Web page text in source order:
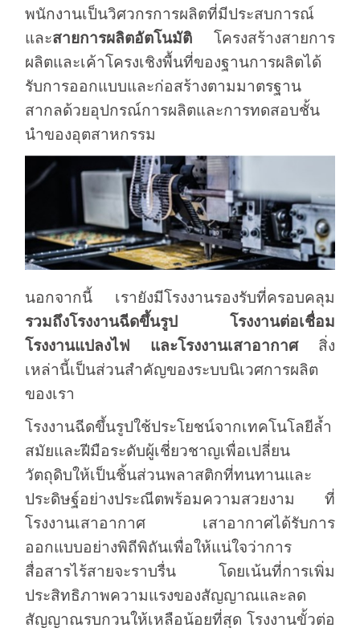
พนักงานเป็นวิศวกรการผลิตที่มีประสบการณ์
และสายการผลิตอัตโนมัติ โครงสร้างสายการ
ผลิตและเค้าโครงเชิงพื้นที่ของฐานการผลิตได้
รับการออกแบบและก่อสร้างตามมาตรฐาน
สากลด้วยอุปกรณ์การผลิตและการทดสอบชั้น
นำของอุตสาหกรรม
นอกจากนี้ เรายังมีโรงงานรองรับที่ครอบคลุม
รวมถึงโรงงานฉีดขึ้นรูป โรงงานต่อเชื่อม
โรงงานแปลงไฟ และโรงงานเสาอากาศสิ่ง
เหล่านี้เป็นส่วนสำคัญของระบบนิเวศการผลิต
ของเรา
โรงงานฉีดขึ้นรูปใช้ประโยชน์จากเทคโนโลยีล้ำ
สมัยและฝีมือระดับผู้เชี่ยวชาญเพื่อเปลี่ยน
วัตถุดิบให้เป็นชิ้นส่วนพลาสติกที่ทนทานและ
ประดิษฐ์อย่างประณีตพร้อมความสวยงาม ที่
โรงงานเสาอากาศ เสาอากาศได้รับการ
ออกแบบอย่างพิถีพิถันเพื่อให้แน่ใจว่าการ
สื่อสารไร้สายจะราบรื่น โดยเน้นที่การเพิ่ม
ประสิทธิภาพความแรงของสัญญาณและลด
สัญญาณรบกวนให้เหลือน้อยที่สุด โรงงานขั้วต่อ